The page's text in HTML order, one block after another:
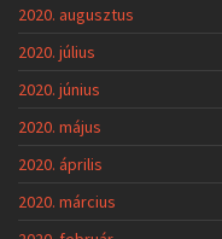
2020. augusztus
2020. július
2020. június
2020. május
2020. április
2020. március